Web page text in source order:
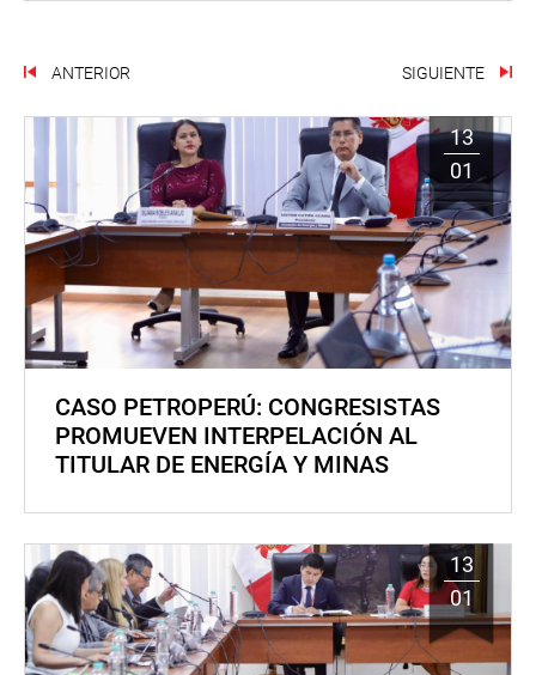
ANTERIOR SIGUIENTE
13
01
CASO PETROPERÚ: CONGRESISTAS
PROMUEVEN INTERPELACIÓN AL
TITULAR DE ENERGÍA Y MINAS
13
01